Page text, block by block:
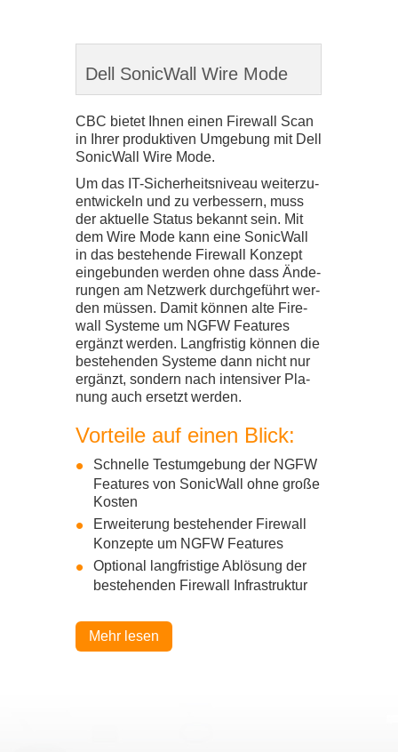
Dell SonicWall Wire Mode
CBC bie­tet Ihnen einen Fire­wall Scan
in Ihrer pro­duk­ti­ven Umge­bung mit Dell
Sonic­Wall Wire Mode.
Um das IT-​​Sicherheitsniveau wei­ter­zu­
ent­wi­ckeln und zu ver­bes­sern, muss
der aktu­elle Sta­tus bekannt sein. Mit
dem Wire Mode kann eine Sonic­Wall
in das beste­hende Fire­wall Kon­zept
ein­ge­bun­den wer­den ohne dass Ände­
run­gen am Netz­werk durch­ge­führt wer­
den müs­sen. Damit kön­nen alte Fire­
wall Sys­teme um NGFW Fea­tures
ergänzt wer­den. Lang­fris­tig kön­nen die
beste­hen­den Sys­teme dann nicht nur
ergänzt, son­dern nach inten­si­ver Pla­
nung auch ersetzt wer­den.
Vor­teile auf einen Blick:
Schnelle Test­um­ge­bung der NGFW
Fea­tures von Sonic­Wall ohne große
Kos­ten
Erwei­te­rung beste­hen­der Fire­wall
Kon­zepte um NGFW Fea­tures
Optio­nal lang­fris­tige Ablö­sung der
beste­hen­den Fire­wall Infra­struk­tur
Mehr lesen